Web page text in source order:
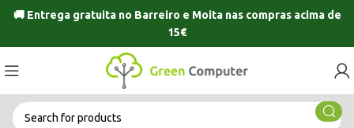
🚚 Entrega gratuita no Barreiro e Moitanas compras acima de
15€